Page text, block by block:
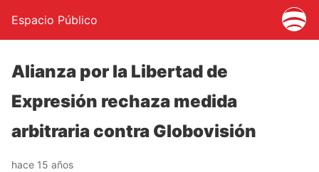
Espacio Público
Alianza por la Libertad de
Expresión rechaza medida
arbitraria contra Globovisión
hace 15 años